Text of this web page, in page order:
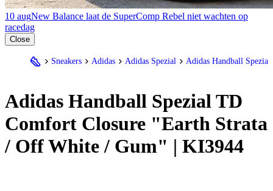
10 augNew Balance laat de SuperComp Rebel niet wachten op
racedag
Close
Sneakers Adidas Adidas Spezial Adidas Handball Spezial
Adidas Handball Spezial TD
Comfort Closure "Earth Strata
/ Off White / Gum" | KI3944